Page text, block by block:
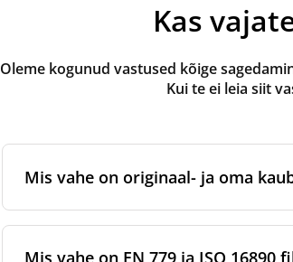
Kas
Oleme kogunud vastused kõige
Kui te ei leia siit
Mis vahe on originaal- ja oma
sertifitseeritud tootmispartnerite
Mis vahe on EN 779 ja ISO 16890